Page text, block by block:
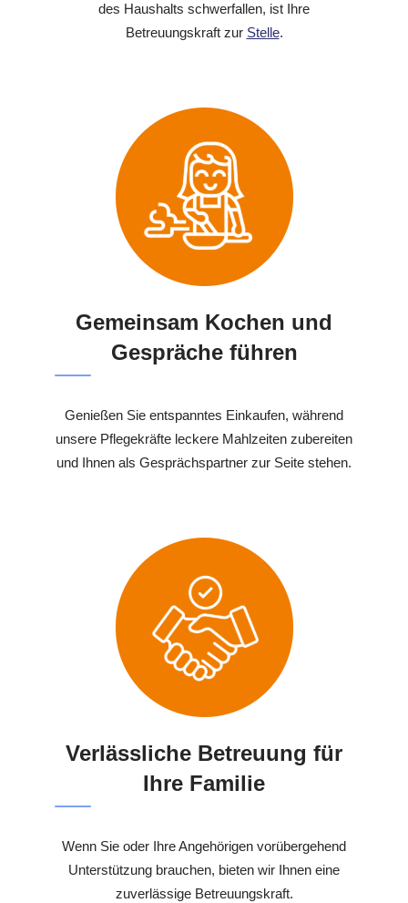
des Haushalts schwerfallen, ist Ihre
Betreuungskraft zur Stelle.
Gemeinsam Kochen und
Gespräche führen
Genießen Sie entspanntes Einkaufen, während
unsere Pflegekräfte leckere Mahlzeiten zubereiten
und Ihnen als Gesprächspartner zur Seite stehen.
Verlässliche Betreuung für
Ihre Familie
Wenn Sie oder Ihre Angehörigen vorübergehend
Unterstützung brauchen, bieten wir Ihnen eine
zuverlässige Betreuungskraft.